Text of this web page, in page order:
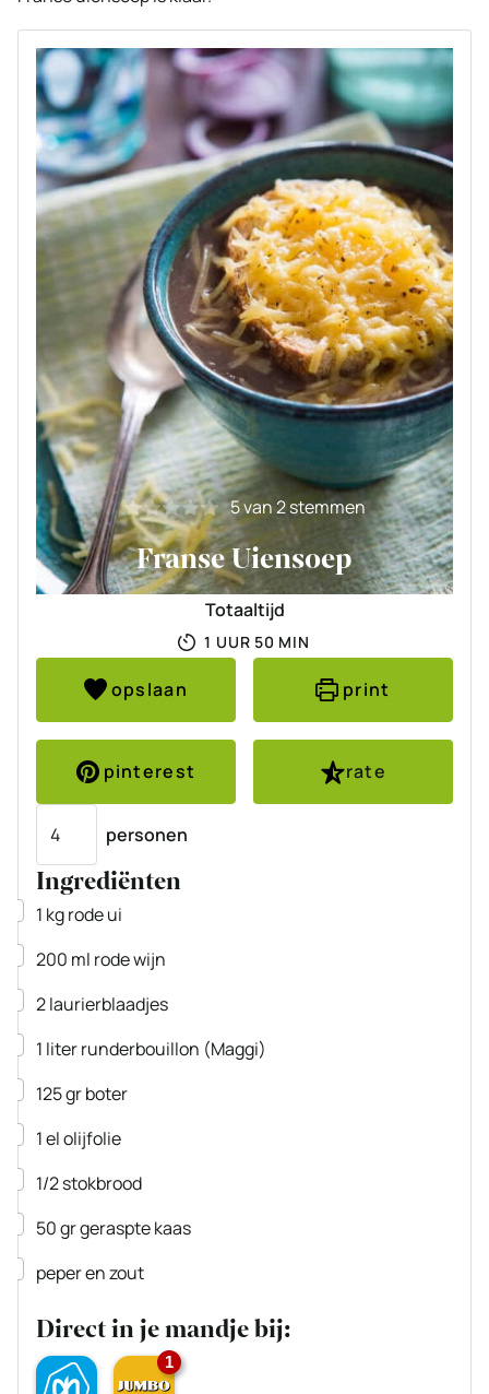
5van2stemmen
Franse Uiensoep
Totaaltijd
1 UUR
UUR 50 MINUTEN
MIN
opslaan print
pinterest
rate
personen
Ingrediënten
▢
1 kgrode ui
▢
200 ml rode wijn
▢
2laurierblaadjes
▢
1 literrunderbouillon (Maggi)
▢
125grboter
▢
1elolijfolie
▢
1/2stokbrood
▢
50grgeraspte kaas
▢
peper en zout
Direct in je mandje bij:
1